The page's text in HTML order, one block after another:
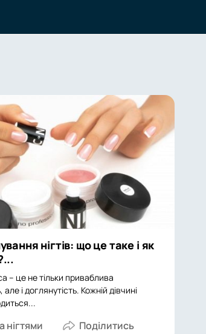
нігтів: що це таке і як
– це не тільки приваблива
але і доглянутість. Кожній дівчині
нігтями